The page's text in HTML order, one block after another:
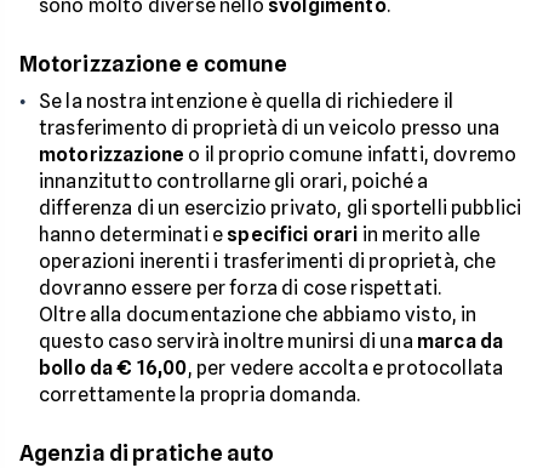
sono molto diverse nello svolgimento.
Motorizzazione e comune
Se la nostra intenzione è quella di richiedere il
trasferimento di proprietà di un veicolo presso una
motorizzazione o il proprio comune infatti, dovremo
innanzitutto controllarne gli orari, poiché a
differenza di un esercizio privato, gli sportelli pubblici
hanno determinati e specifici orari in merito alle
operazioni inerenti i trasferimenti di proprietà, che
dovranno essere per forza di cose rispettati.
Oltre alla documentazione che abbiamo visto, in
questo caso servirà inoltre munirsi di una marca da
bollo da € 16,00, per vedere accolta e protocollata
correttamente la propria domanda.
Agenzia di pratiche auto